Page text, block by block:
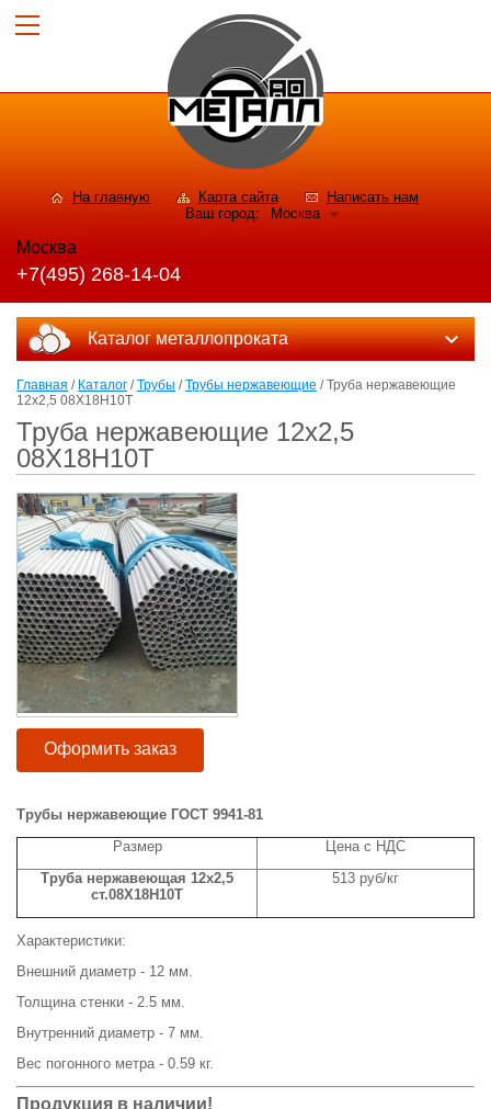
На главную Карта сайта
Написать нам
Ваш город:
Москва
Москва
+7(495) 268-14-04
Каталог металлопроката
Главная / Каталог /Трубы /Трубы нержавеющие / Труба нержавеющие
12х2,5 08Х18Н10Т
Труба нержавеющие 12х2,5
08Х18Н10Т
Оформить заказ
Трубы нержавеющие ГОСТ 9941-81
Размер
Цена с НДС
Труба нержавеющая 12х2,5
ст.08Х18Н10Т
513 руб/кг
Характеристики:
Внешний диаметр - 12 мм.
Толщина стенки - 2.5 мм.
Внутренний диаметр - 7 мм.
Вес погонного метра - 0.59 кг.
Продукция в наличии!